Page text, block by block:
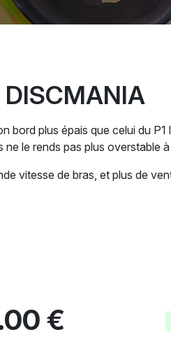
bord plus épais que celui du P1
ne le rends pas plus overstable
vitesse de bras, et plus de
€